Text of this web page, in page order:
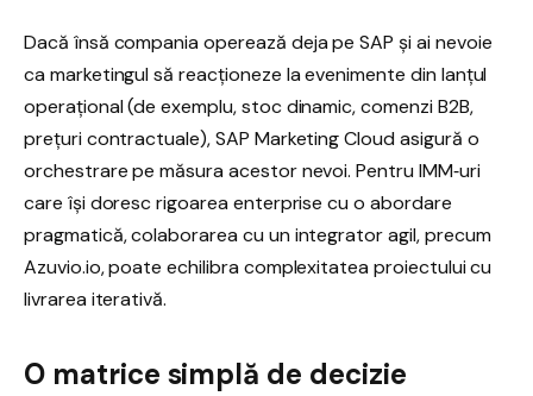
Dacă însă compania operează deja pe SAP și ai nevoie
ca marketingul să reacționeze la evenimente din lanțul
operațional (de exemplu, stoc dinamic, comenzi B2B,
prețuri contractuale), SAP Marketing Cloud asigură o
orchestrare pe măsura acestor nevoi. Pentru IMM‑uri
care își doresc rigoarea enterprise cu o abordare
pragmatică, colaborarea cu un integrator agil, precum
Azuvio.io, poate echilibra complexitatea proiectului cu
livrarea iterativă.
O matrice simplă de decizie